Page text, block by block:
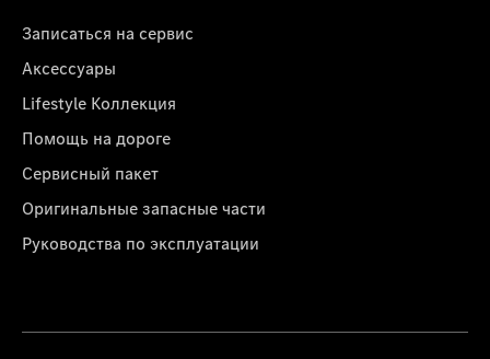
Записаться на сервис
Аксессуары
Lifestyle Коллекция
Помощь на дороге
Сервисный пакет
Оригинальные запасные части
Руководства по эксплуатации